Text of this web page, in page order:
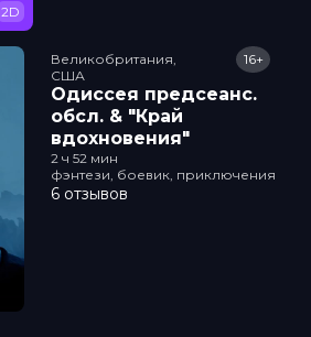
2D
Великобритания,
США
Одиссея прeдсeанc.
обсл. & "Край
вдохновения"
16+
2 ч 52 мин
фэнтези, боевик, приключения
6 отзывов